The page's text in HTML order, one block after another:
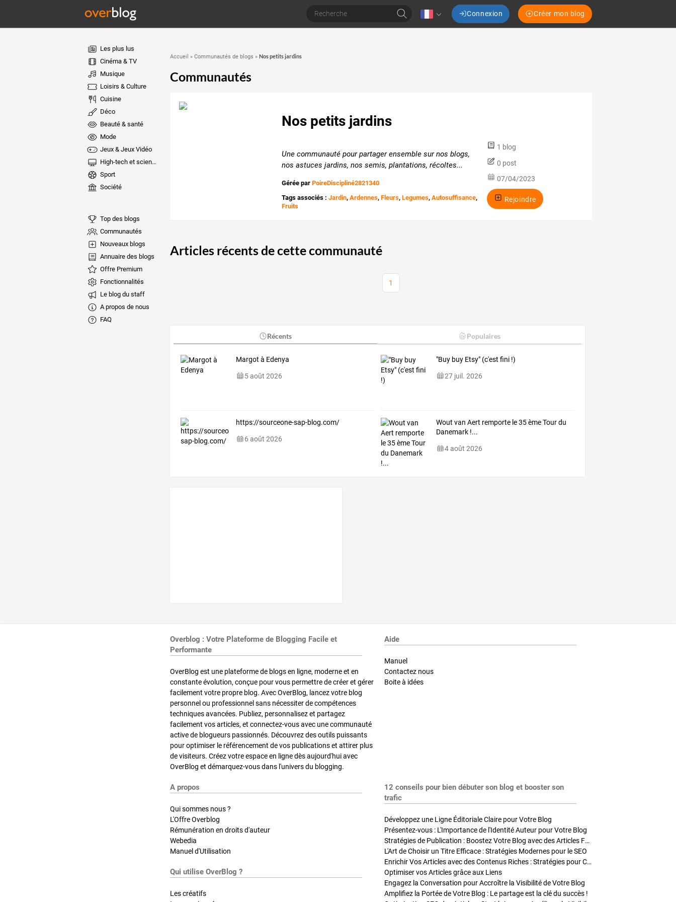
Connexion Créer mon blog
Les plus lus
Cinéma & TV
Musique
Loisirs & Culture
Cuisine
Déco
Beauté & santé
Mode
Jeux & Jeux Vidéo
High-tech et sciences
Sport
Société
Top des blogs
Communautés
Nouveaux blogs
Annuaire des blogs
Offre Premium
Fonctionnalités
Le blog du staff
A propos de nous
FAQ
Accueil » Communautés de blogs » Nos petits jardins
Communautés
Nos petits jardins
Une communauté pour partager ensemble sur nos blogs,
nos astuces jardins, nos semis, plantations, récoltes...
Gérée parPoireDiscipliné2821340
Tags associés : Jardin,Ardennes,Fleurs,Legumes,Autosuffisance,
Fruits
1 blog
0 post
07/04/2023
Rejoindre
Articles récents de cette communauté
1
Récents Populaires
Margot à Edenya
5 août 2026
"Buy buy Etsy" (c'est fini !)
27 juil. 2026
https://sourceone-sap-blog.com/
6 août 2026
Wout van Aert remporte le 35 ème Tour du
Danemark !...
4 août 2026
Overblog : Votre Plateforme de Blogging Facile et
Performante
OverBlog est une plateforme de blogs en ligne, moderne et en
constante évolution, conçue pour vous permettre de créer et gérer
facilement votre propre blog. Avec OverBlog, lancez votre blog
personnel ou professionnel sans nécessiter de compétences
techniques avancées. Publiez, personnalisez et partagez
facilement vos articles, et connectez-vous avec une communauté
active de blogueurs passionnés. Découvrez des outils puissants
pour optimiser le référencement de vos publications et attirer plus
de visiteurs. Créez votre espace en ligne dès aujourd'hui avec
OverBlog et démarquez-vous dans l'univers du blogging.
Aide
Manuel
Contactez nous
Boite à idées
A propos
Qui sommes nous ?
L'Offre Overblog
Rémunération en droits d'auteur
Webedia
Manuel d'Utilisation
Qui utilise OverBlog ?
Les créatifs
12 conseils pour bien débuter son blog et booster son
trafic
Développez une Ligne Éditoriale Claire pour Votre Blog
Présentez-vous : L'Importance de l'Identité Auteur pour Votre Blog
Stratégies de Publication : Boostez Votre Blog avec des Articles Fréquents et Exclusifs
L'Art de Choisir un Titre Efficace : Stratégies Modernes pour le SEO
Enrichir Vos Articles avec des Contenus Riches : Stratégies pour Captiver et Optimiser
Optimiser vos Articles grâce aux Liens
Engagez la Conversation pour Accroître la Visibilité de Votre Blog
Amplifiez la Portée de Votre Blog : Le partage est la clé du succès !